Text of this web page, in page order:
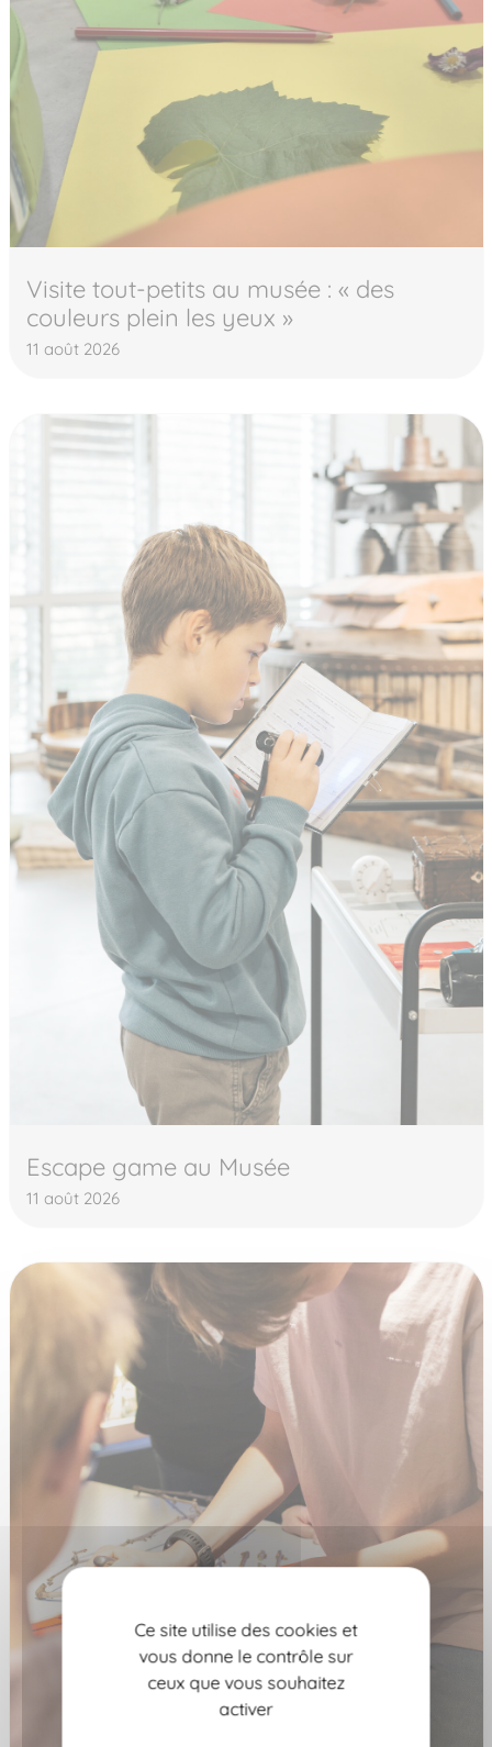
Visite tout-petits au musée : « des
couleurs plein les yeux »
11 août 2026
Escape game au Musée
11 août 2026
Ce site utilise des cookies et
vous donne le contrôle sur
ceux que vous souhaitez
activer